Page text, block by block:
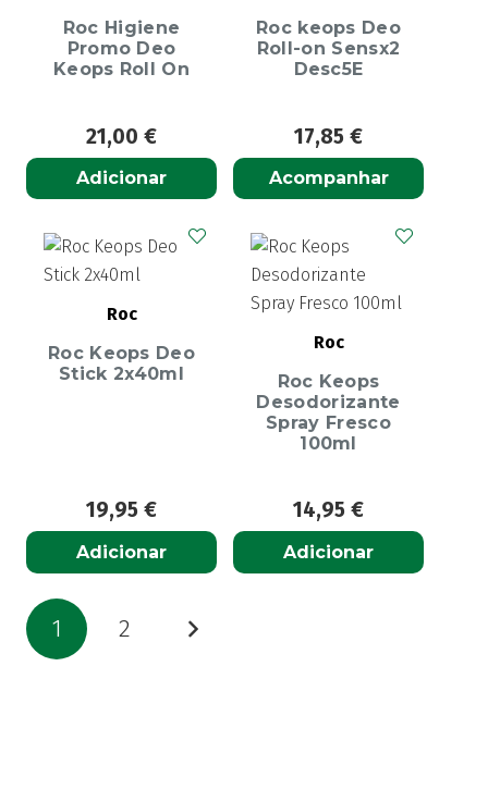
Roc Higiene
Promo Deo
Keops Roll On
21,00 €
Adicionar
Roc keops Deo
Roll-on Sensx2
Desc5E
17,85 €
Acompanhar
Roc
Roc Keops Deo
Stick 2x40ml
19,95 €
Adicionar
Roc
Roc Keops
Desodorizante
Spray Fresco
100ml
14,95 €
Adicionar
Paginação
dos
1 2